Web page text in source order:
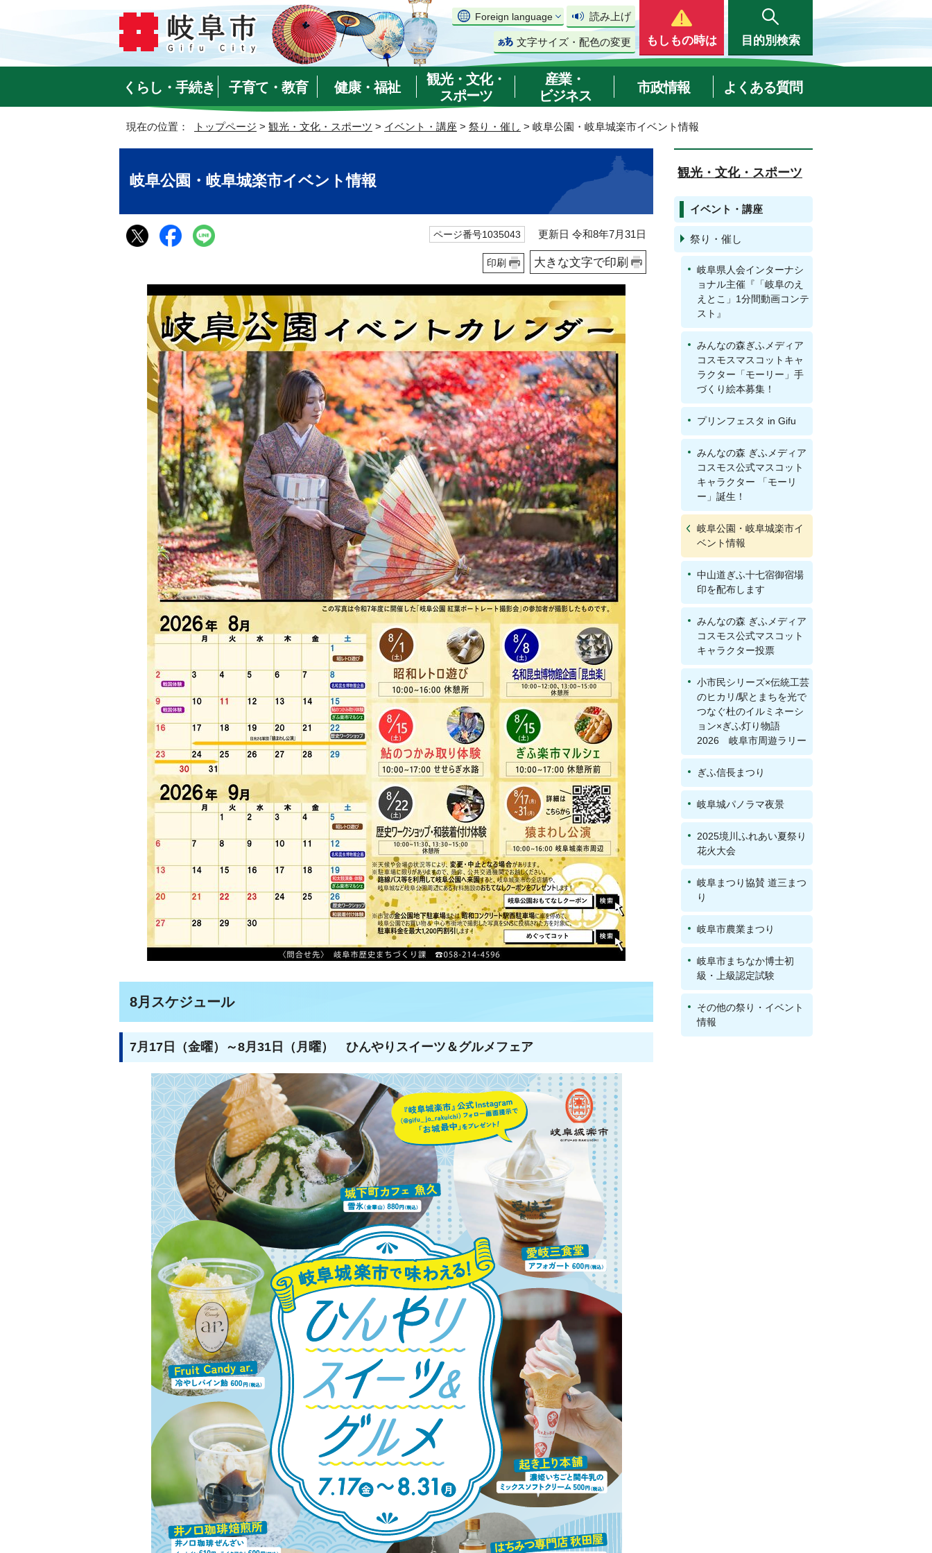
Foreign language 読み上げ
文字サイズ・配色の変更 もしもの時は 目的別検索
くらし・手続き 子育て・教育 健康・福祉
観光・文化・
スポーツ
産業・
ビジネス
市政情報 よくある質問
現在の位置： トップページ > 観光・文化・スポーツ > イベント・講座 > 祭り・催し > 岐阜公園・岐阜城楽市イベント情報
岐阜公園・岐阜城楽市イベント情報
ページ番号1035043 更新日 令和8年7月31日
印刷 大きな文字で印刷
8月スケジュール
7月17日（金曜）～8月31日（月曜） ひんやりスイーツ＆グルメフェア
観光・文化・スポーツ
イベント・講座
祭り・催し
岐阜県人会インターナシ
ョナル主催『「岐阜のえ
えとこ」1分間動画コンテ
スト』
みんなの森ぎふメディア
コスモスマスコットキャ
ラクター「モーリー」手
づくり絵本募集！
プリンフェスタ in Gifu
みんなの森 ぎふメディア
コスモス公式マスコット
キャラクター 「モーリ
ー」誕生！
岐阜公園・岐阜城楽市イ
ベント情報
中山道ぎふ十七宿御宿場
印を配布します
みんなの森 ぎふメディア
コスモス公式マスコット
キャラクター投票
小市民シリーズ×伝統工芸
のヒカリ/駅とまちを光で
つなぐ杜のイルミネーシ
ョン×ぎふ灯り物語
2026 岐阜市周遊ラリー
ぎふ信長まつり
岐阜城パノラマ夜景
2025境川ふれあい夏祭り
花火大会
岐阜まつり協賛 道三まつ
り
岐阜市農業まつり
岐阜市まちなか博士初
級・上級認定試験
その他の祭り・イベント
情報